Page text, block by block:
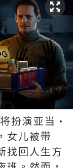
扮演亚当·
女儿被带
找回人生方